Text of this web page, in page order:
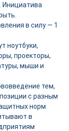
Инициатива
в силу — 1
ноутбуки,
проекторы,
мыши и
тем,
с разным
норм.
в